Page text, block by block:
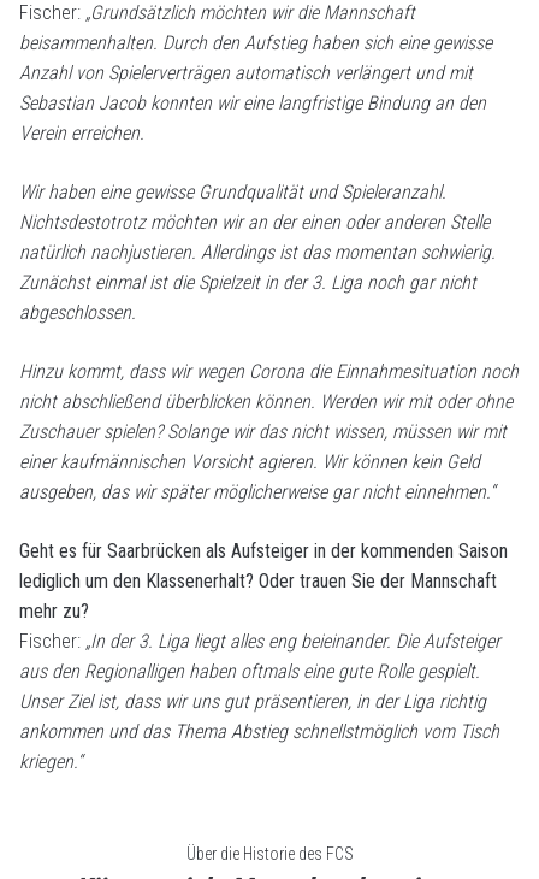
Fischer: „Grundsätzlich möchten wir die Mannschaft
beisammenhalten. Durch den Aufstieg haben sich eine gewisse
Anzahl von Spielerverträgen automatisch verlängert und mit
Sebastian Jacob konnten wir eine langfristige Bindung an den
Verein erreichen.
Wir haben eine gewisse Grundqualität und Spieleranzahl.
Nichtsdestotrotz möchten wir an der einen oder anderen Stelle
natürlich nachjustieren. Allerdings ist das momentan schwierig.
Zunächst einmal ist die Spielzeit in der 3. Liga noch gar nicht
abgeschlossen.
Hinzu kommt, dass wir wegen Corona die Einnahmesituation noch
nicht abschließend überblicken können. Werden wir mit oder ohne
Zuschauer spielen? Solange wir das nicht wissen, müssen wir mit
einer kaufmännischen Vorsicht agieren. Wir können kein Geld
ausgeben, das wir später möglicherweise gar nicht einnehmen.“
Geht es für Saarbrücken als Aufsteiger in der kommenden Saison
lediglich um den Klassenerhalt? Oder trauen Sie der Mannschaft
mehr zu?
Fischer: „In der 3. Liga liegt alles eng beieinander. Die Aufsteiger
aus den Regionalligen haben oftmals eine gute Rolle gespielt.
Unser Ziel ist, dass wir uns gut präsentieren, in der Liga richtig
ankommen und das Thema Abstieg schnellstmöglich vom Tisch
kriegen.“
Über die Historie des FCS